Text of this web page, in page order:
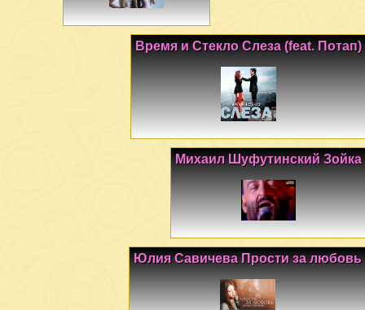
Время и Стекло Слеза (feat. Потап)
Михаил Шуфутинский Зойка
Юлия Савичева Прости за любовь